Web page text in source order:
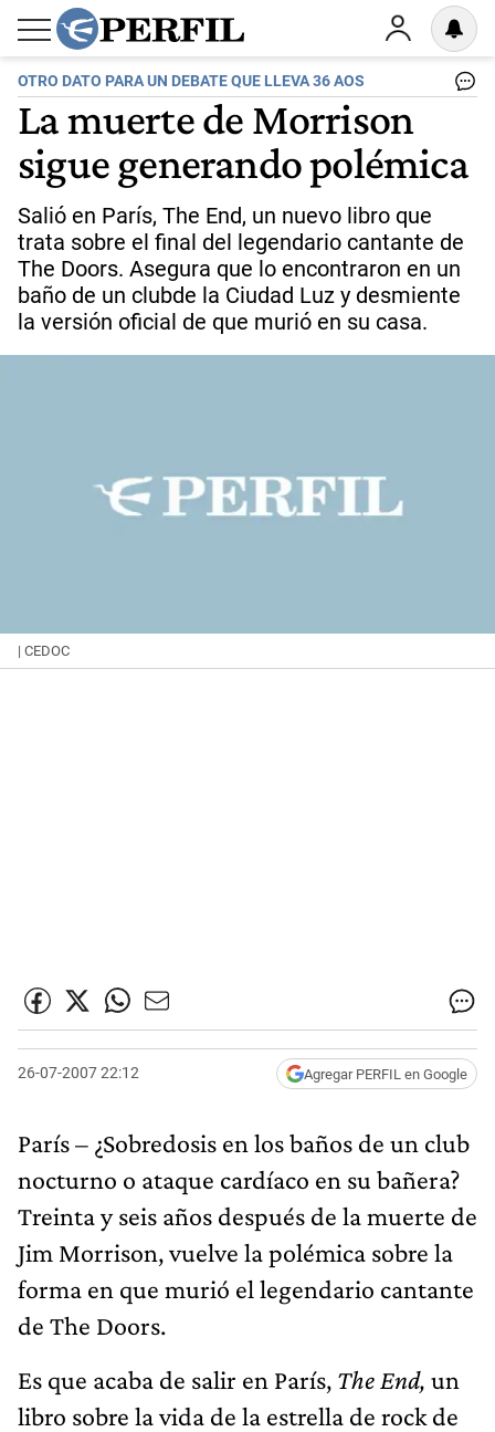
OTRO DATO PARA UN DEBATE QUE LLEVA 36 AOS
La muerte de Morrison
sigue generando polémica
Salió en París, The End, un nuevo libro que
trata sobre el final del legendario cantante de
The Doors. Asegura que lo encontraron en un
baño de un clubde la Ciudad Luz y desmiente
la versión oficial de que murió en su casa.
| CEDOC
26-07-2007 22:12 Agregar PERFIL en Google
París – ¿Sobredosis en los baños de un club
nocturno o ataque cardíaco en su bañera?
Treinta y seis años después de la muerte de
Jim Morrison, vuelve la polémica sobre la
forma en que murió el legendario cantante
de The Doors.
Es que acaba de salir en París, The End, un
libro sobre la vida de la estrella de rock de